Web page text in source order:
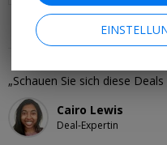
Schauen Sie sich diese
Cairo Lewis
Deal-Expertin